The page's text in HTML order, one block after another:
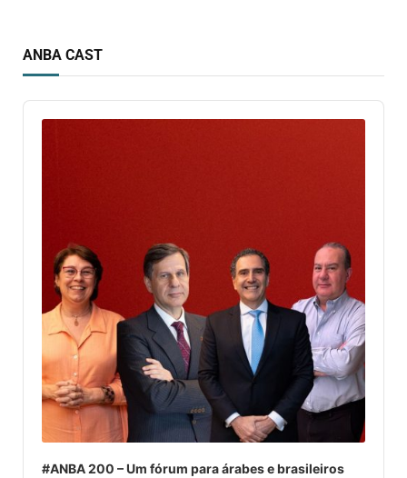
ANBA CAST
Audio
Player
#ANBA 200 – Um fórum para árabes e brasileiros